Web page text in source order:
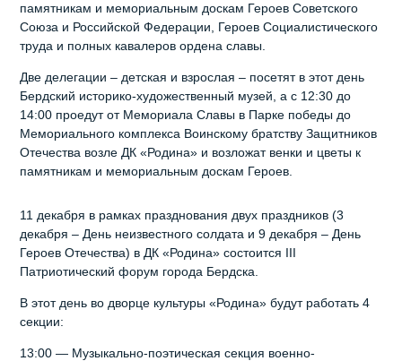
памятникам и мемориальным доскам Героев Советского
Союза и Российской Федерации, Героев Социалистического
труда и полных кавалеров ордена славы.
Две делегации – детская и взрослая – посетят в этот день
Бердский историко-художественный музей, а с 12:30 до
14:00 проедут от Мемориала Славы в Парке победы до
Мемориального комплекса Воинскому братству Защитников
Отечества возле ДК «Родина» и возложат венки и цветы к
памятникам и мемориальным доскам Героев.
11 декабря в рамках празднования двух праздников (3
декабря – День неизвестного солдата и 9 декабря – День
Героев Отечества) в ДК «Родина» состоится III
Патриотический форум города Бердска.
В этот день во дворце культуры «Родина» будут работать 4
секции:
13:00 — Музыкально-поэтическая секция военно-